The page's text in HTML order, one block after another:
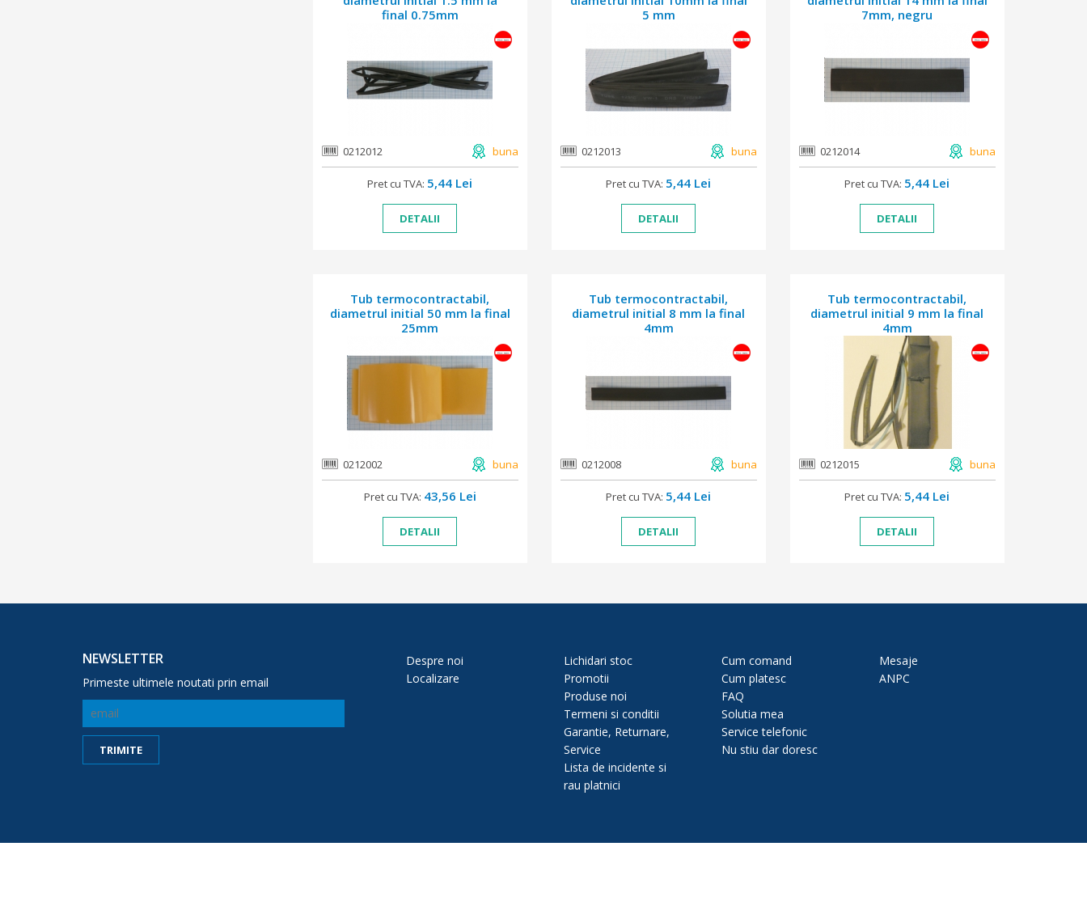
final 0.75mm
0212012 buna
Pret cu TVA: 5,44 Lei
DETALII
5 mm
0212013 buna
Pret cu TVA: 5,44 Lei
DETALII
7mm, negru
0212014 buna
Pret cu TVA: 5,44 Lei
DETALII
Tub termocontractabil,
diametrul initial 50 mm la final
25mm
0212002 buna
Pret cu TVA: 43,56 Lei
DETALII
Tub termocontractabil,
diametrul initial 8 mm la final
4mm
0212008 buna
Pret cu TVA: 5,44 Lei
DETALII
Tub termocontractabil,
diametrul initial 9 mm la final
4mm
0212015 buna
Pret cu TVA: 5,44 Lei
DETALII
NEWSLETTER
Primeste ultimele noutati prin email
Despre noi
Localizare
Lichidari stoc
Promotii
Produse noi
Termeni si conditii
Garantie, Returnare,
Service
Lista de incidente si
rau platnici
Cum comand
Cum platesc
FAQ
Solutia mea
Service telefonic
Nu stiu dar doresc
Mesaje
ANPC